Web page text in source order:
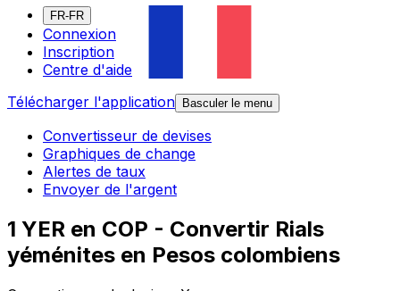
FR-FR
Connexion
Inscription
Centre d'aide
Télécharger l'application
Basculer le menu
Convertisseur de devises
Graphiques de change
Alertes de taux
Envoyer de l'argent
1 YER en COP - Convertir Rials
yéménites en Pesos colombiens